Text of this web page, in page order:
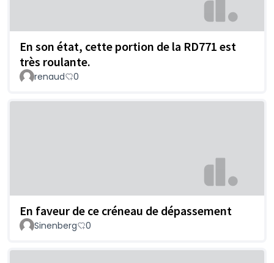
En son état, cette portion de la RD771 est
très roulante.
renaud 0
En faveur de ce créneau de dépassement
Sinenberg 0